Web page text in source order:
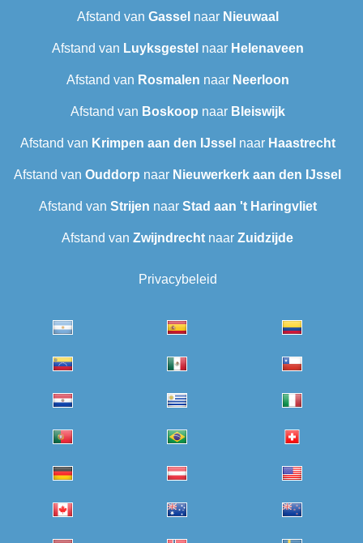
Afstand van Gassel naar Nieuwaal
Afstand van Luyksgestel naar Helenaveen
Afstand van Rosmalen naar Neerloon
Afstand van Boskoop naar Bleiswijk
Afstand van Krimpen aan den IJssel naar Haastrecht
Afstand van Ouddorp naar Nieuwerkerk aan den IJssel
Afstand van Strijen naar Stad aan 't Haringvliet
Afstand van Zwijndrecht naar Zuidzijde
Privacybeleid